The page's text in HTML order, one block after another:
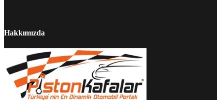
Hakkımızda